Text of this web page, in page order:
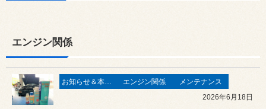
エンジン関係
お知らせ＆本日の出来事 エンジン関係
メンテナンス
2026年6月18日